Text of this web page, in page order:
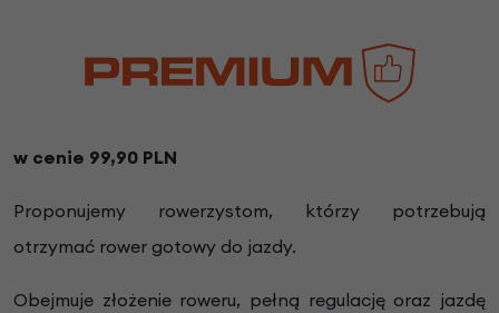
w cenie 99,90 PLN
Proponujemy rowerzystom, którzy potrzebują
otrzymać rower gotowy do jazdy.
Obejmuje złożenie roweru, pełną regulację oraz jazdę